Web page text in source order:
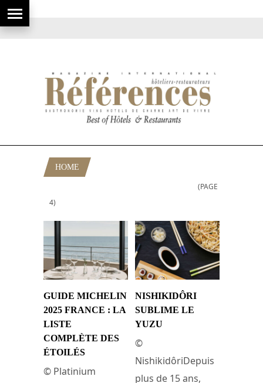
HOME
(PAGE
4)
GUIDE MICHELIN
2025 FRANCE : LA
LISTE
COMPLÈTE DES
ÉTOILÉS
© Platinium
NISHIKIDÔRI
SUBLIME LE
YUZU
©
NishikidôriDepuis
plus de 15 ans,